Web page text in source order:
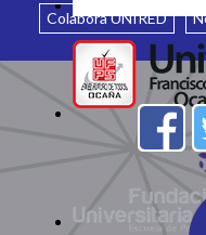
Colabora UNIRED